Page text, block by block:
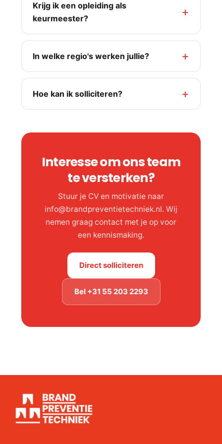
Krijg ik een opleiding als
keurmeester?
In welke regio's werken jullie?
Hoe kan ik solliciteren?
Interesse om ons team
te versterken?
Stuur je CV en motivatie naar
info@brandpreventietechniek.nl. Wij
nemen graag contact met je op voor
een kennismaking.
Direct solliciteren
Bel +31 55 203 2293